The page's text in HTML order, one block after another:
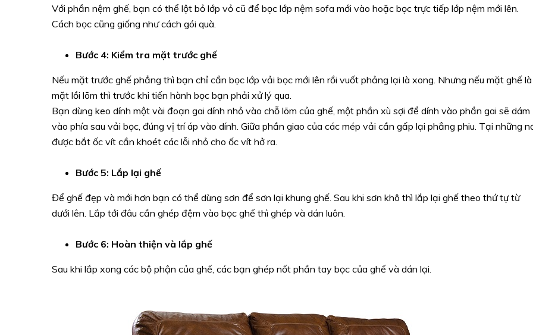
Với phần nệm ghế, bạn có thể lột bỏ lớp vỏ cũ để bọc lớp nệm sofa mới vào hoặc bọc trực tiếp lớp nệm mới lên.
Cách bọc cũng giống như cách gói quà.
Bước 4: Kiểm tra mặt trước ghế
Nếu mặt trước ghế phẳng thì bạn chỉ cần bọc lớp vải bọc mới lên rồi vuốt phảng lại là xong. Nhưng nếu mặt ghế là
mặt lồi lõm thì trước khi tiến hành bọc bạn phải xử lý qua.
Bạn dùng keo dính một vài đoạn gai dính nhỏ vào chỗ lõm của ghế, một phần xù sợi để dính vào phần gai sẽ dám
vào phía sau vải bọc, đúng vị trí áp vào dính. Giữa phần giao của các mép vải cần gấp lại phẳng phiu. Tại những
được bắt ốc vít cần khoét các lỗi nhỏ cho ốc vít hở ra.
Bước 5: Lắp lại ghế
Để ghế đẹp và mới hơn bạn có thể dùng sơn để sơn lại khung ghế. Sau khi sơn khô thì lắp lại ghế theo thứ tự từ
dưới lên. Lắp tới đâu cần ghép đệm vào bọc ghế thì ghép và dán luôn.
Bước 6: Hoàn thiện và lắp ghế
Sau khi lắp xong các bộ phận của ghế, các bạn ghép nốt phần tay bọc của ghế và dán lại.